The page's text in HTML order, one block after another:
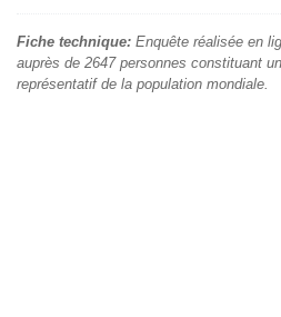
Fiche technique: Enquête réalisée en
auprès de 2647 personnes constituant
représentatif de la population mondiale.